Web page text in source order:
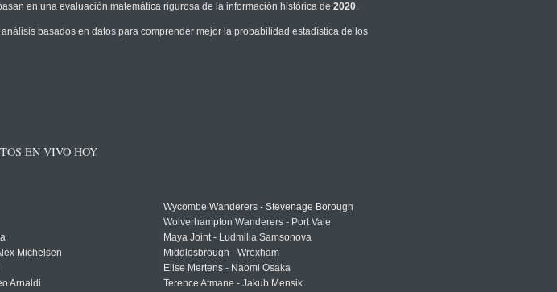
en una evaluación matemática rigurosa de la información histórica de 2020.
basados en datos para comprender mejor la probabilidad estadística de los
EN VIVO HOY
Michelsen
Arnaldi
Wycombe Wanderers - Stevenage Borough
Wolverhampton Wanderers - Port Vale
Maya Joint - Ludmilla Samsonova
Middlesbrough - Wrexham
Elise Mertens - Naomi Osaka
Terence Atmane - Jakub Mensik